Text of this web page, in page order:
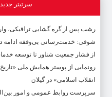
سرتیتر
رشت پس از گره گشایی ترافیکی،
شوقی: خدمت‌رسانی بی‌وقفه ادامه
از فشار جمعیت شناور تا توسعه
رونمایی از پوستر همایش ملی
انقلاب اسلامی» در گیلان
سرپرست روابط عمومی و امور